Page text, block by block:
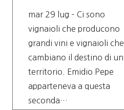
mar 29 lug – Ci sono
vignaioli che producono
grandi vini e vignaioli che
cambiano il destino di un
territorio. Emidio Pepe
apparteneva a questa
seconda…